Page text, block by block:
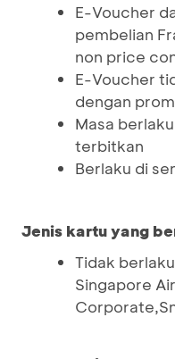
E-Voucher
pembelian
non price
E-Voucher
dengan
Masa
terbitkan
Berlaku di
Jenis kartu yang
Tidak
Singapore